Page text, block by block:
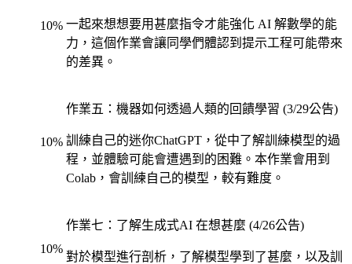
10% 一起來想想要用甚麼指令才能強化 AI 解數學的能
力，這個作業會讓同學們體認到提示工程可能帶來
的差異。
10%
作業五：機器如何透過人類的回饋學習 (3/29公告)
訓練自己的迷你ChatGPT，從中了解訓練模型的過
程，並體驗可能會遭遇到的困難。本作業會用到
Colab，會訓練自己的模型，較有難度。
10%
作業七：了解生成式AI 在想甚麼 (4/26公告)
對於模型進行剖析，了解模型學到了甚麼，以及訓